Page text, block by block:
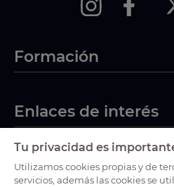
Formación
Enlaces de interés
Certificaciones
Tu privacidad es
Utilizamos cookies propias y de
servicios, además las cookies se